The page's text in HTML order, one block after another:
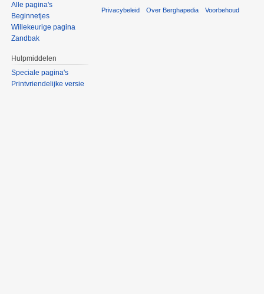
Alle pagina's
Beginnetjes
Willekeurige pagina
Zandbak
Hulpmiddelen
Speciale pagina's
Printvriendelijke versie
Privacybeleid Over Berghapedia Voorbehoud